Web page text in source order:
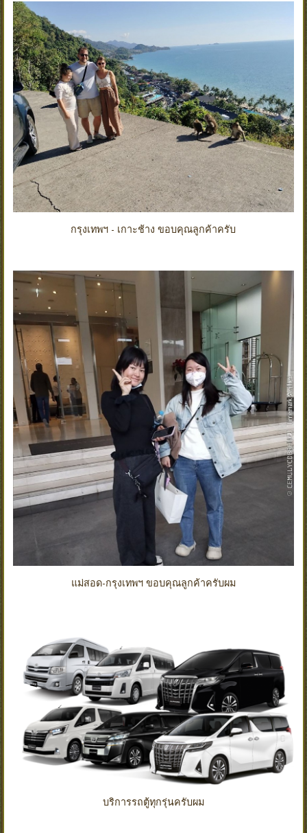
กรุงเทพฯ - เกาะช้าง ขอบคุณลูกค้าครับ
แม่สอด-กรุงเทพฯ ขอบคุณลูกค้าครับผม
บริการรถตู้ทุกรุ่นครับผม